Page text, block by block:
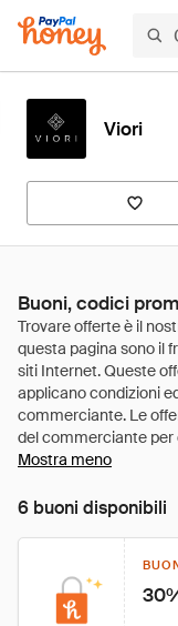
Viori
Buoni, codici
Mostra meno
6 buoni disponibili